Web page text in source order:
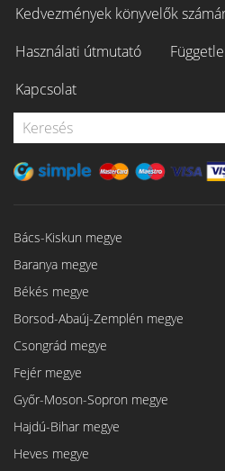
Kedvezmények könyvelők
Használati útmutató
Kapcsolat
Bács-Kiskun megye
Baranya megye
Békés megye
Borsod-Abaúj-Zemplén megye
Csongrád megye
Fejér megye
Győr-Moson-Sopron megye
Hajdú-Bihar megye
Heves megye